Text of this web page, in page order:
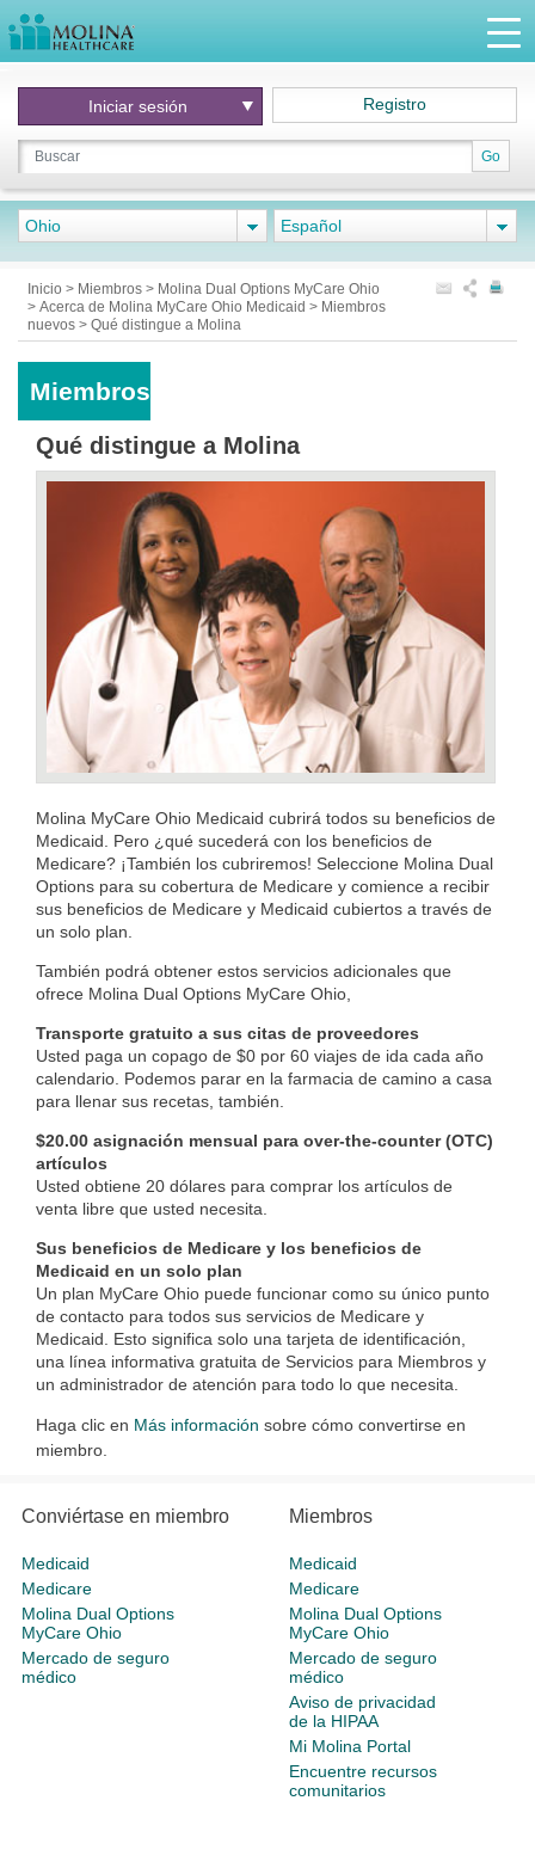
Go
Iniciar sesión Registro
Ohio Español
Inicio > Miembros > Molina Dual Options MyCare Ohio
> Acerca de Molina MyCare Ohio Medicaid > Miembros
nuevos > Qué distingue a Molina
Miembros
Qué distingue a Molina
Molina MyCare Ohio Medicaid cubrirá todos su beneficios de
Medicaid. Pero ¿qué sucederá con los beneficios de
Medicare? ¡También los cubriremos! Seleccione Molina Dual
Options para su cobertura de Medicare y comience a recibir
sus beneficios de Medicare y Medicaid cubiertos a través de
un solo plan.
También podrá obtener estos servicios adicionales que
ofrece Molina Dual Options MyCare Ohio,
Transporte gratuito a sus citas de proveedores
Usted paga un copago de $0 por 60 viajes de ida cada año
calendario. Podemos parar en la farmacia de camino a casa
para llenar sus recetas, también.
$20.00 asignación mensual para over-the-counter (OTC)
artículos
Usted obtiene 20 dólares para comprar los artículos de
venta libre que usted necesita.
Sus beneficios de Medicare y los beneficios de
Medicaid en un solo plan
Un plan MyCare Ohio puede funcionar como su único punto
de contacto para todos sus servicios de Medicare y
Medicaid. Esto significa solo una tarjeta de identificación,
una línea informativa gratuita de Servicios para Miembros y
un administrador de atención para todo lo que necesita.
Haga clic en Más información sobre cómo convertirse en
miembro.
Conviértase en miembro
Medicaid
Medicare
Molina Dual Options
MyCare Ohio
Mercado de seguro
médico
Miembros
Medicaid
Medicare
Molina Dual Options
MyCare Ohio
Mercado de seguro
médico
Aviso de privacidad
de la HIPAA
Mi Molina Portal
Encuentre recursos
comunitarios